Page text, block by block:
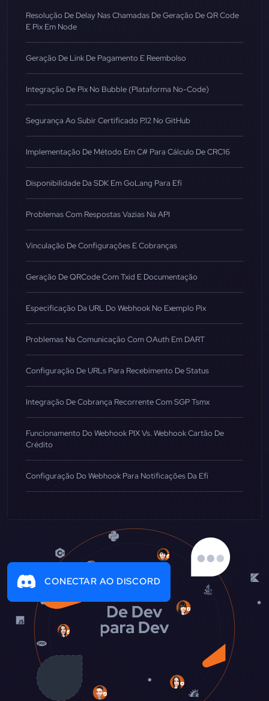
Resolução De Delay Nas Chamadas De Geração De QR Code
E Pix Em Node
Geração De Link De Pagamento E Reembolso
Integração De Pix No Bubble (Plataforma No-Code)
Segurança Ao Subir Certificado P.12 No GitHub
Implementação De Método Em C# Para Cálculo De CRC16
Disponibilidade Da SDK Em GoLang Para Efí
Problemas Com Respostas Vazias Na API
Vinculação De Configurações E Cobranças
Geração De QRCode Com Txid E Documentação
Especificação Da URL Do Webhook No Exemplo Pix
Problemas Na Comunicação Com OAuth Em DART
Configuração De URLs Para Recebimento De Status
Integração De Cobrança Recorrente Com SGP Tsmx
Funcionamento Do Webhook PIX Vs. Webhook Cartão De
Crédito
Configuração Do Webhook Para Notificações Da Efí
CONECTAR AO DISCORD